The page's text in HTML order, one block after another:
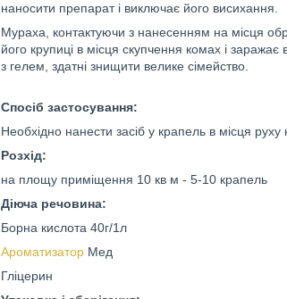
наносити препарат і виключає його висихання.
Мураха, контактуючи з нанесенням на місця
його крупиці в місця скупчення комах і
з гелем, здатні знищити велике сімейство.
Спосіб застосування:
Необхідно нанести засіб у крапель в місця руху
Розхід:
на площу приміщення 10 кв м - 5-10 крапель
Діюча речовина:
Борна кислота 40г/1л
Ароматизатор Мед
Гліцерин